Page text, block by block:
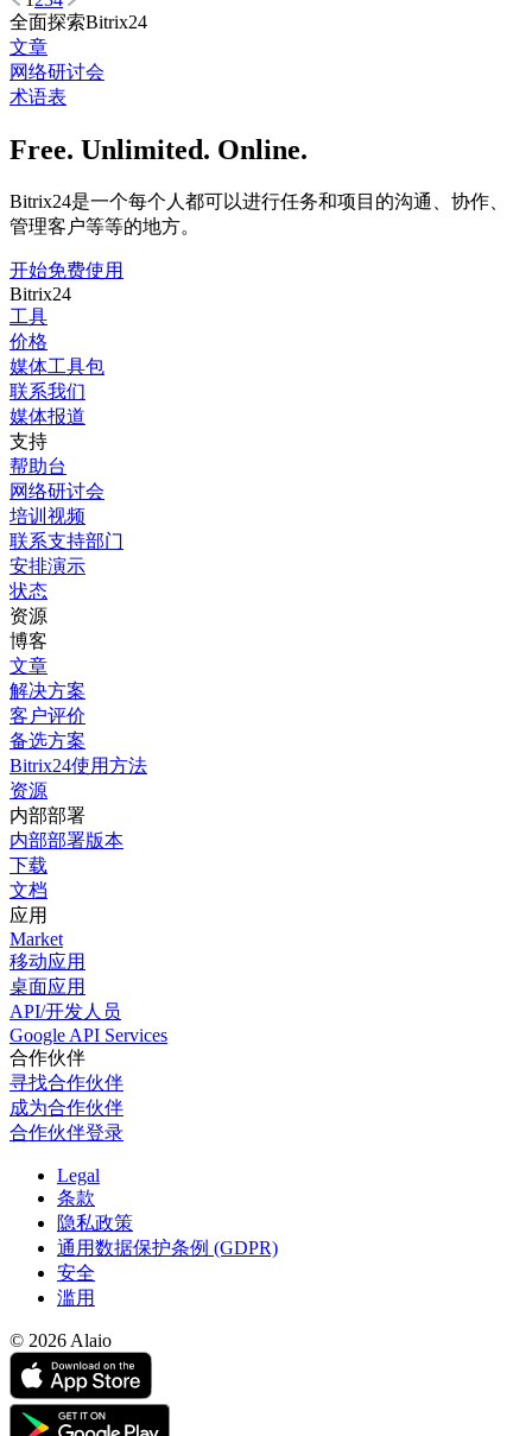
全面探索Bitrix24
文章
网络研讨会
术语表
Free. Unlimited. Online.
Bitrix24是一个每个人都可以进行任务和项目的沟通、协作、
管理客户等等的地方。
开始免费使用
Bitrix24
工具
价格
媒体工具包
联系我们
媒体报道
支持
帮助台
网络研讨会
培训视频
联系支持部门
安排演示
状态
资源
博客
文章
解决方案
客户评价
备选方案
Bitrix24使用方法
资源
内部部署
内部部署版本
下载
文档
应用
Market
移动应用
桌面应用
API/开发人员
Google API Services
合作伙伴
寻找合作伙伴
成为合作伙伴
合作伙伴登录
Legal
条款
隐私政策
通用数据保护条例 (GDPR)
安全
滥用
© 2026 Alaio